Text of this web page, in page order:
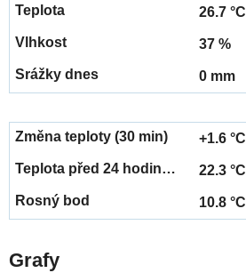
26.7 °C
37 %
0 mm
+1.6 °C
22.3 °C
10.8 °C
Grafy